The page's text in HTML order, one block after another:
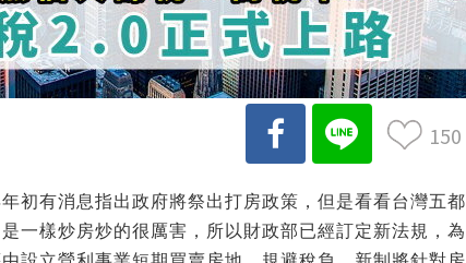
150
初有消息指出政府將祭出打房政策，但是看看台灣五都
一樣炒房炒的很厲害，所以財政部已經訂定新法規，為